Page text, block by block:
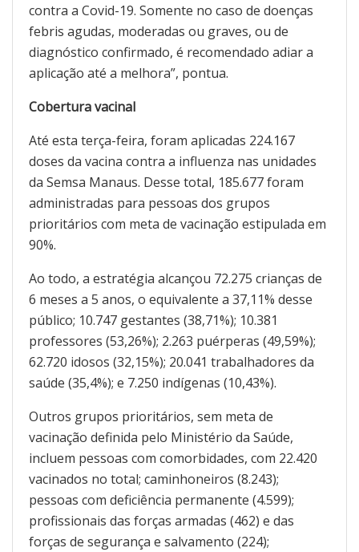
contra a Covid-19. Somente no caso de doenças
febris agudas, moderadas ou graves, ou de
diagnóstico confirmado, é recomendado adiar a
aplicação até a melhora”, pontua.
Cobertura vacinal
Até esta terça-feira, foram aplicadas 224.167
doses da vacina contra a influenza nas unidades
da Semsa Manaus. Desse total, 185.677 foram
administradas para pessoas dos grupos
prioritários com meta de vacinação estipulada em
90%.
Ao todo, a estratégia alcançou 72.275 crianças de
6 meses a 5 anos, o equivalente a 37,11% desse
público; 10.747 gestantes (38,71%); 10.381
professores (53,26%); 2.263 puérperas (49,59%);
62.720 idosos (32,15%); 20.041 trabalhadores da
saúde (35,4%); e 7.250 indígenas (10,43%).
Outros grupos prioritários, sem meta de
vacinação definida pelo Ministério da Saúde,
incluem pessoas com comorbidades, com 22.420
vacinados no total; caminhoneiros (8.243);
pessoas com deficiência permanente (4.599);
profissionais das forças armadas (462) e das
forças de segurança e salvamento (224);